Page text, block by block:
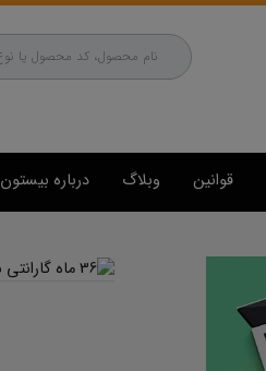
قوانین وبلاگ درباره بیستون